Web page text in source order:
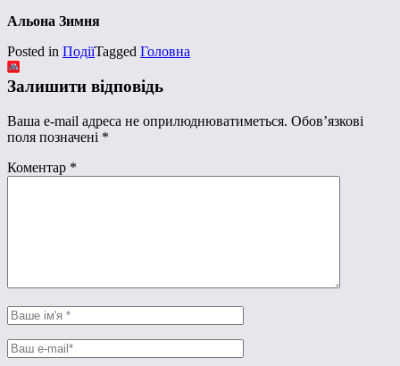
Альона Зимня
Posted in ПодіїTagged Головна
Залишити відповідь
Ваша e-mail адреса не оприлюднюватиметься. Обов’язкові
поля позначені *
Коментар *